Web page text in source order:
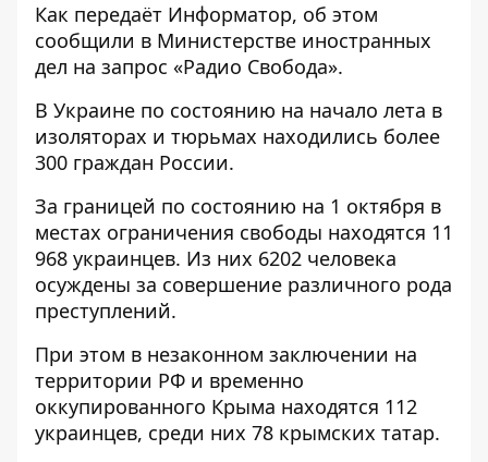
Как передаёт Информатор, об этом
сообщили в Министерстве иностранных
дел на запрос «Радио Свобода».
В Украине по состоянию на начало лета в
изоляторах и тюрьмах находились более
300 граждан России.
За границей по состоянию на 1 октября в
местах ограничения свободы находятся 11
968 украинцев. Из них 6202 человека
осуждены за совершение различного рода
преступлений.
При этом в незаконном заключении на
территории РФ и временно
оккупированного Крыма находятся 112
украинцев, среди них 78 крымских татар.